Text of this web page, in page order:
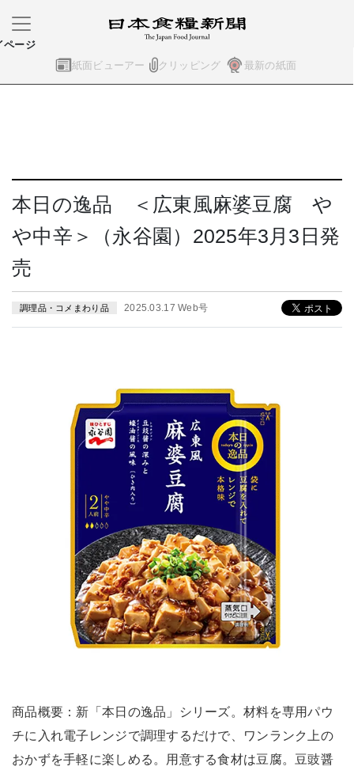
紙面ビューアー クリッピング 最新の紙面
ページ
本日の逸品 ＜広東風麻婆豆腐 や
や中辛＞（永谷園）2025年3月3日発
売
調理品・コメまわり品 2025.03.17 Web号
商品概要：新「本日の逸品」シリーズ。材料を専用パウ
チに入れ電子レンジで調理するだけで、ワンランク上の
おかずを手軽に楽しめる。用意する食材は豆腐。豆豉醤